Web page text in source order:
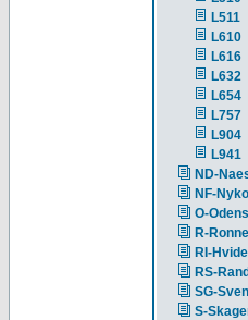
L511
L610
L616
L632
L654
L757
L904
L941
ND-
NF-
O-
R-Ronne
RI-
RS-
SG-
S-